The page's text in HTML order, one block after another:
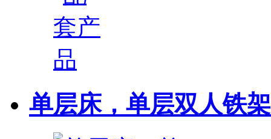
单层床，单层双人铁